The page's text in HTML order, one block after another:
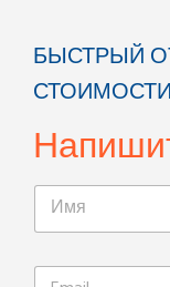
БЫСТРЫЙ
СТОИМОСТИ